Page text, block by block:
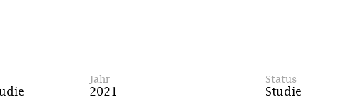
Jahr
2021
Status
Studie